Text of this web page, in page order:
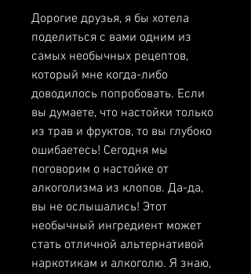
Дорогие друзья, я бы хотела
поделиться с вами одним из
самых необычных рецептов,
который мне когда-либо
доводилось попробовать. Если
вы думаете, что настойки только
из трав и фруктов, то вы глубоко
ошибаетесь! Сегодня мы
поговорим о настойке от
алкоголизма из клопов. Да-да,
вы не ослышались! Этот
необычный ингредиент может
стать отличной альтернативой
наркотикам и алкоголю. Я знаю,